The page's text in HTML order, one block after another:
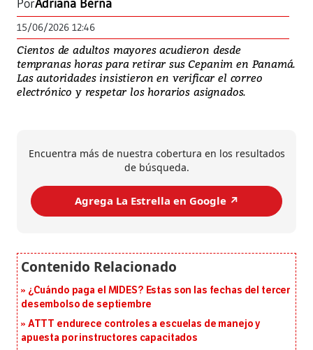
PorAdriana Berna
15/06/2026 12:46
Cientos de adultos mayores acudieron desde
tempranas horas para retirar sus Cepanim en Panamá.
Las autoridades insistieron en verificar el correo
electrónico y respetar los horarios asignados.
Encuentra más de nuestra cobertura en los resultados
de búsqueda.
Agrega La Estrella en Google ↗️
¿Cuándo paga el MIDES? Estas son las fechas del tercer
desembolso de septiembre
ATTT endurece controles a escuelas de manejo y
apuesta por instructores capacitados